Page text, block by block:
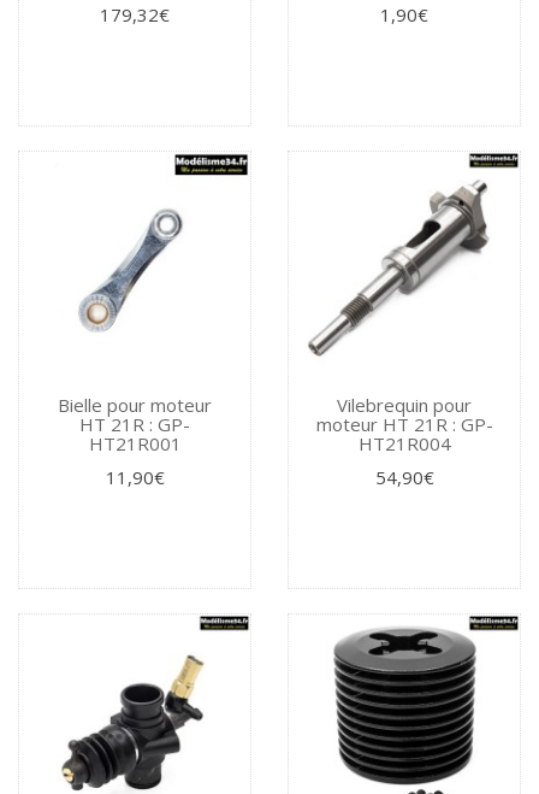
179,32€ 1,90€
Bielle pour moteur
HT 21R : GP-
HT21R001
11,90€
Vilebrequin pour
moteur HT 21R : GP-
HT21R004
54,90€